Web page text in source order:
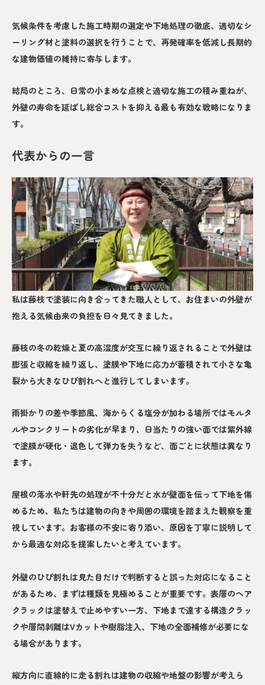
気候条件を考慮した施工時期の選定や下地処理の徹底、適切なシ
ーリング材と塗料の選択を行うことで、再発確率を低減し長期的
な建物価値の維持に寄与します。
結局のところ、日常の小まめな点検と適切な施工の積み重ねが、
外壁の寿命を延ばし総合コストを抑える最も有効な戦略になりま
す。
代表からの一言
私は藤枝で塗装に向き合ってきた職人として、お住まいの外壁が
抱える気候由来の負担を日々見てきました。
藤枝の冬の乾燥と夏の高湿度が交互に繰り返されることで外壁は
膨張と収縮を繰り返し、塗膜や下地に応力が蓄積されて小さな亀
裂から大きなひび割れへと進行してしまいます。
雨掛かりの差や季節風、海からくる塩分が加わる場所ではモルタ
ルやコンクリートの劣化が早まり、日当たりの強い面では紫外線
で塗膜が硬化・退色して弾力を失うなど、面ごとに状態は異なり
ます。
屋根の落水や軒先の処理が不十分だと水が壁面を伝って下地を傷
めるため、私たちは建物の向きや周囲の環境を踏まえた観察を重
視しています。お客様の不安に寄り添い、原因を丁寧に説明して
から最適な対応を提案したいと考えています。
外壁のひび割れは見た目だけで判断すると誤った対応になること
があるため、まずは種類を見極めることが重要です。表層のヘア
クラックは塗替えで止めやすい一方、下地まで達する構造クラッ
クや層間剥離はVカットや樹脂注入、下地の全面補修が必要にな
る場合があります。
縦方向に直線的に走る割れは建物の収縮や地盤の影響が考えら